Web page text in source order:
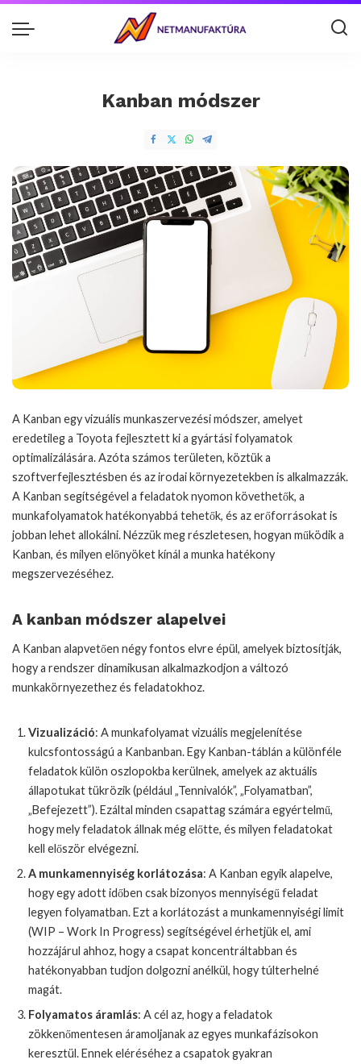
Kanban módszer
A Kanban egy vizuális munkaszervezési módszer, amelyet
eredetileg a Toyota fejlesztett ki a gyártási folyamatok
optimalizálására. Azóta számos területen, köztük a
szoftverfejlesztésben és az irodai környezetekben is alkalmazzák.
A Kanban segítségével a feladatok nyomon követhetők, a
munkafolyamatok hatékonyabbá tehetők, és az erőforrásokat is
jobban lehet allokálni. Nézzük meg részletesen, hogyan működik a
Kanban, és milyen előnyöket kínál a munka hatékony
megszervezéséhez.
A kanban módszer alapelvei
A Kanban alapvetően négy fontos elvre épül, amelyek biztosítják,
hogy a rendszer dinamikusan alkalmazkodjon a változó
munkakörnyezethez és feladatokhoz.
Vizualizáció: A munkafolyamat vizuális megjelenítése
kulcsfontosságú a Kanbanban. Egy Kanban-táblán a különféle
feladatok külön oszlopokba kerülnek, amelyek az aktuális
állapotukat tükrözik (például „Tennivalók”, „Folyamatban”,
„Befejezett”). Ezáltal minden csapattag számára egyértelmű,
hogy mely feladatok állnak még előtte, és milyen feladatokat
kell először elvégezni.
A munkamennyiség korlátozása: A Kanban egyik alapelve,
hogy egy adott időben csak bizonyos mennyiségű feladat
legyen folyamatban. Ezt a korlátozást a munkamennyiségi limit
(WIP – Work In Progress) segítségével érhetjük el, ami
hozzájárul ahhoz, hogy a csapat koncentráltabban és
hatékonyabban tudjon dolgozni anélkül, hogy túlterhelné
magát.
Folyamatos áramlás: A cél az, hogy a feladatok
zökkenőmentesen áramoljanak az egyes munkafázisokon
keresztül. Ennek eléréséhez a csapatok gyakran